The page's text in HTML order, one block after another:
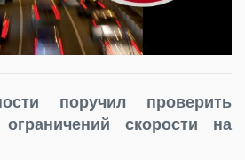
поручил проверить
ограничений скорости на